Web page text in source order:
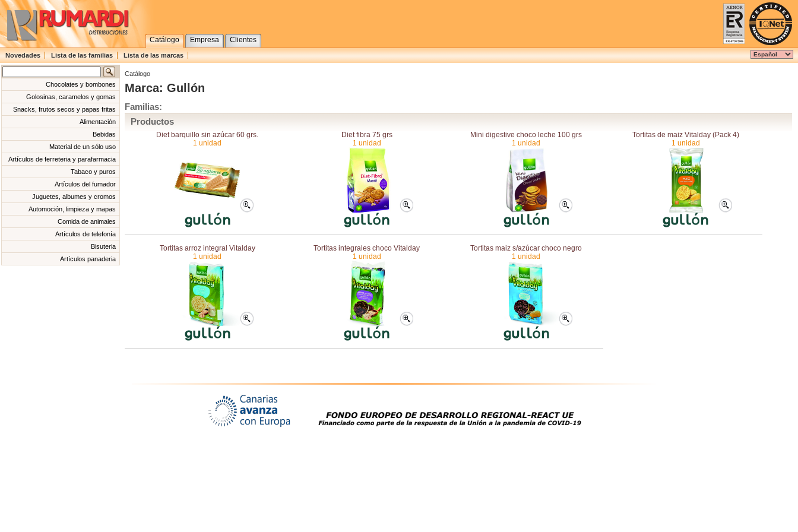
Catálogo Empresa Clientes
Novedades Lista de las familias Lista de las marcas
Catálogo
Marca: Gullón
Familias:
Productos
Diet barquillo sin azúcar 60 grs.
1 unidad
Diet fibra 75 grs
1 unidad
Mini digestive choco leche 100 grs
1 unidad
Tortitas de maiz Vitalday (Pack 4)
1 unidad
Tortitas arroz integral Vitalday
1 unidad
Tortitas integrales choco Vitalday
1 unidad
Tortitas maiz s/azúcar choco negro
1 unidad
Chocolates y bombones
Golosinas, caramelos y gomas
Snacks, frutos secos y papas fritas
Alimentación
Bebidas
Material de un sólo uso
Artículos de ferreteria y parafarmacia
Tabaco y puros
Artículos del fumador
Juguetes, albumes y cromos
Automoción, limpieza y mapas
Comida de animales
Artículos de telefonía
Bisuteria
Artículos panaderia